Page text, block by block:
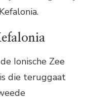
Ionische Zee
die teruggaat